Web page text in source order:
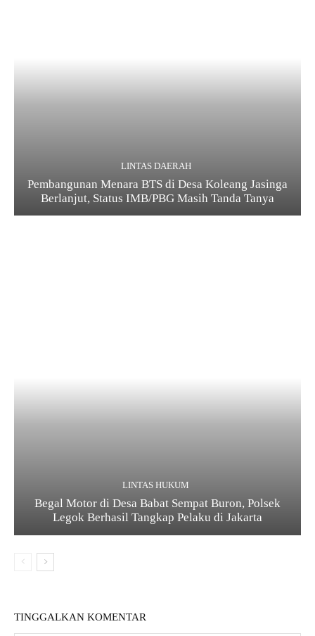
LINTAS DAERAH
Pembangunan Menara BTS di Desa Koleang Jasinga
Berlanjut, Status IMB/PBG Masih Tanda Tanya
LINTAS HUKUM
Begal Motor di Desa Babat Sempat Buron, Polsek
Legok Berhasil Tangkap Pelaku di Jakarta
TINGGALKAN KOMENTAR